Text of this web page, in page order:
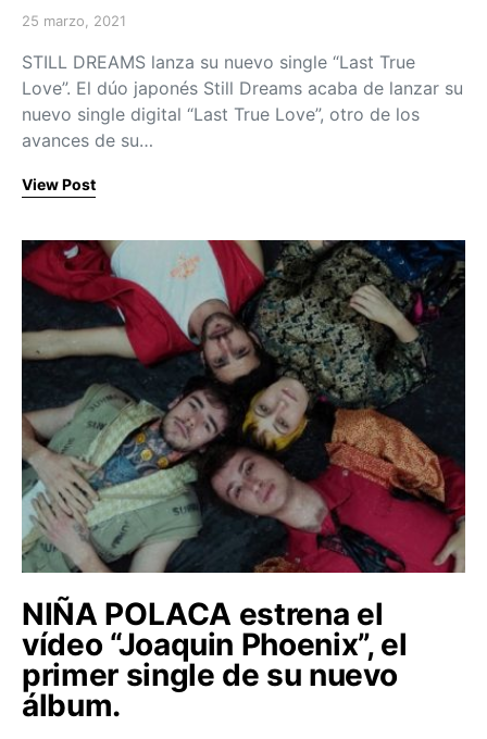
Posted on
25 marzo, 2021
STILL DREAMS lanza su nuevo single “Last True
Love”. El dúo japonés Still Dreams acaba de lanzar su
nuevo single digital “Last True Love”, otro de los
avances de su…
View Post
NIÑA POLACA estrena el
vídeo “Joaquin Phoenix”, el
primer single de su nuevo
álbum.